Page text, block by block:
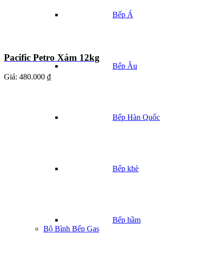
Bếp Á
Bếp Âu
Bếp Hàn Quốc
Bếp khè
Bếp hầm
Bộ Bình Bếp Gas
Pacific Petro Xám 12kg
Giá: 480.000 ₫